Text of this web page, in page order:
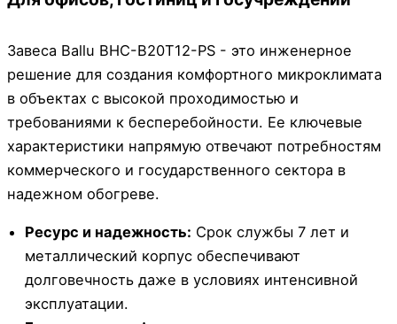
Завеса Ballu BHC-B20T12-PS - это инженерное
решение для создания комфортного микроклимата
в объектах с высокой проходимостью и
требованиями к бесперебойности. Ее ключевые
характеристики напрямую отвечают потребностям
коммерческого и государственного сектора в
надежном обогреве.
Ресурс и надежность: Срок службы 7 лет и
металлический корпус обеспечивают
долговечность даже в условиях интенсивной
эксплуатации.